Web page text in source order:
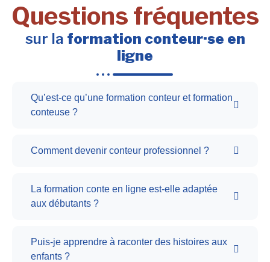
Questions fréquentes
sur la formation conteur·se en
ligne
Qu’est-ce qu’une formation conteur et formation
conteuse ?
Comment devenir conteur professionnel ?
La formation conte en ligne est-elle adaptée
aux débutants ?
Puis-je apprendre à raconter des histoires aux
enfants ?